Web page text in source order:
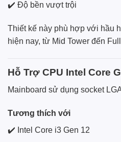
✔️ Độ bền vượt trội
Thiết kế này phù hợp với hầu
hiện nay, từ Mid Tower đến
Hỗ Trợ CPU Intel Core
Mainboard sử dụng socket
Tương thích với
✔️ Intel Core i3 Gen 12